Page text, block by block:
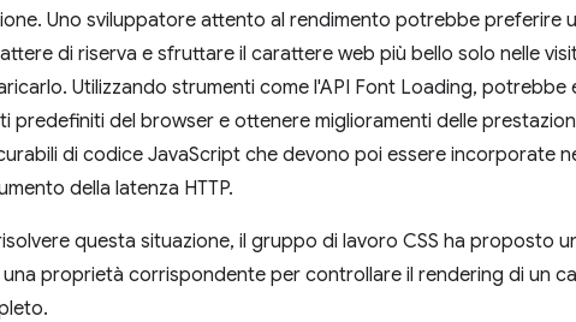
Uno sviluppatore attento al rendimento potrebbe preferire
di riserva e sfruttare il carattere web più bello solo nelle
Utilizzando strumenti come l'API Font Loading, potrebbe
predefiniti del browser e ottenere miglioramenti delle
di codice JavaScript che devono poi essere incorporate
della latenza HTTP.
questa situazione, il gruppo di lavoro CSS ha proposto
una proprietà corrispondente per controllare il rendering di un